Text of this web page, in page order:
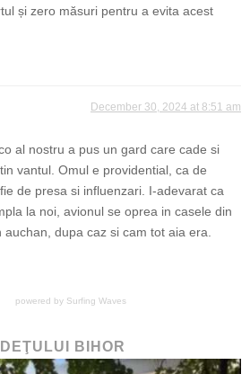
și zero măsuri pentru a evita acest
December 30, 2024 at 8:51 am
al nostru a pus un gard care cade si
vantul. Omul e providential, ca de
de presa si influenzari. I-adevarat ca
la noi, avionul se oprea in casele din
auchan, dupa caz si cam tot aia era.
powered by Surfing Waves
BIHOR